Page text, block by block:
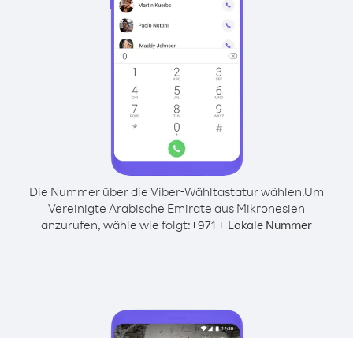
Die Nummer über die Viber-Wähltastatur wählen.Um
Vereinigte Arabische Emirate aus Mikronesien
anzurufen, wähle wie folgt:+971 + Lokale Nummer